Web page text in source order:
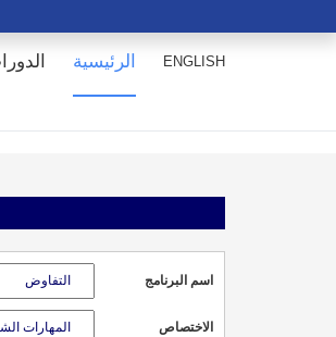
الرئيسية ENGLISH
اسم البرنامج
الاختصاص